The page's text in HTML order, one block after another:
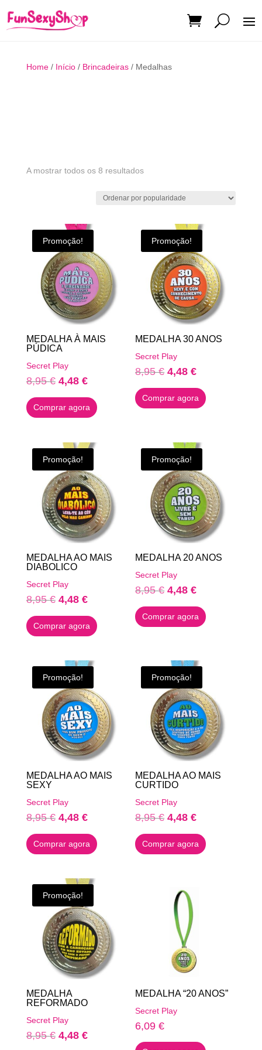
Home/ Início/ Brincadeiras/ Medalhas
A mostrar todos os 8 resultadosOrdenado
por
Promoção!
MEDALHA À MAIS
PÚDICA
Secret Play
8,95€ O
preço
original
8,95 €.
4,48 €O
preço
atual
4,48 €.
Comprar agora
Promoção!
MEDALHA 30 ANOS
Secret Play
8,95€ O
preço
original
4,48€O
preço
atual
Comprar agora
Promoção!
MEDALHA AO MAIS
DIABOLICO
Secret Play
8,95€ O
preço
original
8,95 €.
4,48 €O
preço
atual
4,48 €.
Comprar agora
Promoção!
MEDALHA 20 ANOS
Secret Play
8,95€ O
preço
original
4,48€O
preço
atual
Comprar agora
Promoção!
MEDALHA AO MAIS
SEXY
Secret Play
8,95€ O
preço
original
8,95 €.
4,48 €O
preço
atual
4,48 €.
Comprar agora
Promoção!
MEDALHA AO MAIS
CURTIDO
Secret Play
8,95€ O
preço
original
4,48€O
preço
atual
Comprar agora
Promoção!
MEDALHA
REFORMADO
Secret Play
8,95€ O
4,48 €O
MEDALHA “20 ANOS”
Secret Play
6,09€